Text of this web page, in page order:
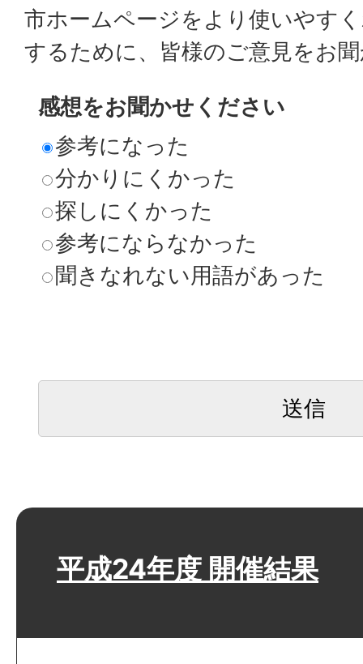
市ホームページをより使いやす
するために、皆様のご意見をお
感想をお聞かせください
参考になった
分かりにくかった
探しにくかった
参考にならなかった
聞きなれない用語があった
平成24年度 開催結果